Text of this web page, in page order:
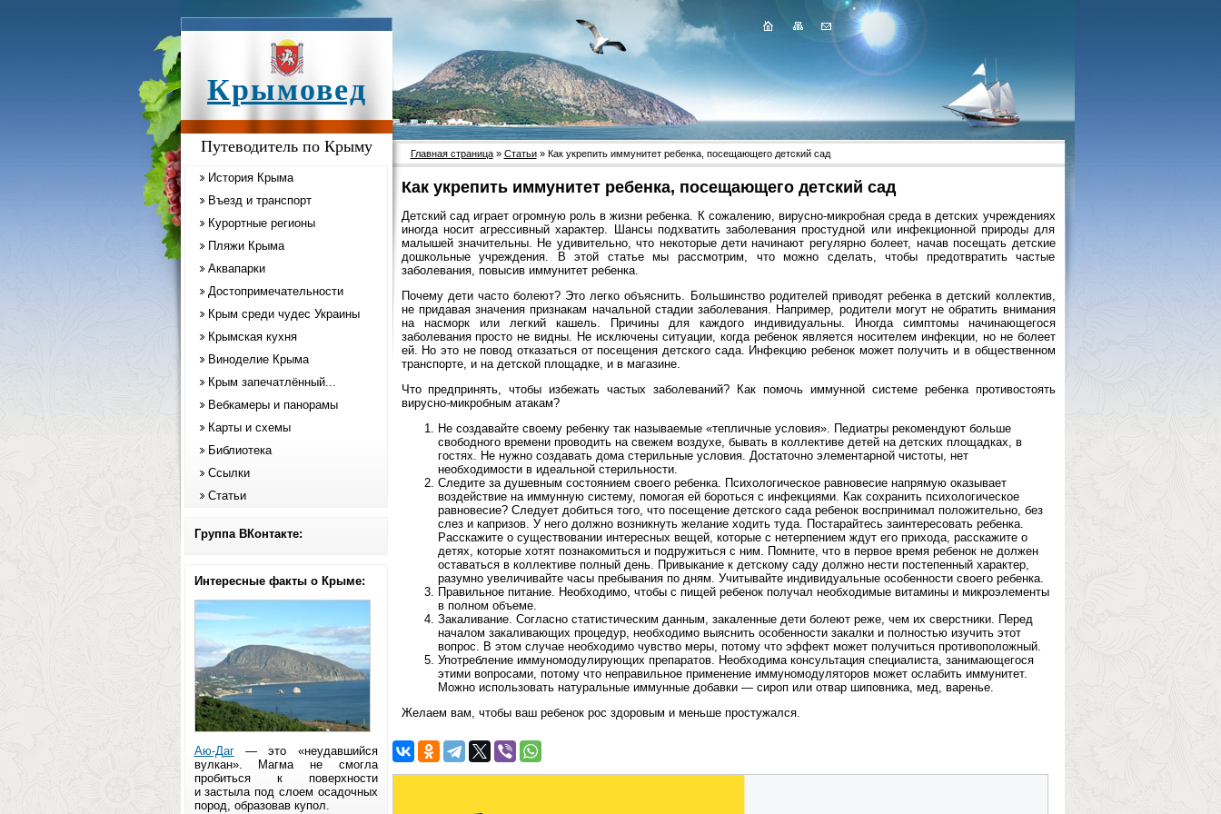
Крымовед
Путеводитель по Крыму
История Крыма
Въезд и транспорт
Курортные регионы
Пляжи Крыма
Аквапарки
Достопримечательности
Крым среди чудес Украины
Крымская кухня
Виноделие Крыма
Крым запечатлённый...
Вебкамеры и панорамы
Карты и схемы
Библиотека
Ссылки
Статьи
Группа ВКонтакте:
Интересные факты о Крыме:
Аю-Даг— это «неудавшийся
вулкан». Магма не смогла
пробиться к поверхности
и застыла под слоем осадочных
пород, образовав купол.
Главная страница» Статьи» Как укрепить иммунитет ребенка, посещающего детский сад
Как укрепить иммунитет ребенка, посещающего детский сад
Детский сад играет огромную роль в жизни ребенка. К сожалению, вирусно-микробная среда в детских учреждениях
иногда носит агрессивный характер. Шансы подхватить заболевания простудной или инфекционной природы для
малышей значительны. Не удивительно, что некоторые дети начинают регулярно болеет, начав посещать детские
дошкольные учреждения. В этой статье мы рассмотрим, что можно сделать, чтобы предотвратить частые
заболевания, повысив иммунитет ребенка.
Почему дети часто болеют? Это легко объяснить. Большинство родителей приводят ребенка в детский коллектив,
не придавая значения признакам начальной стадии заболевания. Например, родители могут не обратить внимания
на насморк или легкий кашель. Причины для каждого индивидуальны. Иногда симптомы начинающегося
заболевания просто не видны. Не исключены ситуации, когда ребенок является носителем инфекции, но не болеет
ей. Но это не повод отказаться от посещения детского сада. Инфекцию ребенок может получить и в общественном
транспорте, и на детской площадке, и в магазине.
Что предпринять, чтобы избежать частых заболеваний? Как помочь иммунной системе ребенка противостоять
вирусно-микробным атакам?
Не создавайте своему ребенку так называемые «тепличные условия». Педиатры рекомендуют больше
свободного времени проводить на свежем воздухе, бывать в коллективе детей на детских площадках, в
гостях. Не нужно создавать дома стерильные условия. Достаточно элементарной чистоты, нет
необходимости в идеальной стерильности.
Следите за душевным состоянием своего ребенка. Психологическое равновесие напрямую оказывает
воздействие на иммунную систему, помогая ей бороться с инфекциями. Как сохранить психологическое
равновесие? Следует добиться того, что посещение детского сада ребенок воспринимал положительно, без
слез и капризов. У него должно возникнуть желание ходить туда. Постарайтесь заинтересовать ребенка.
Расскажите о существовании интересных вещей, которые с нетерпением ждут его прихода, расскажите о
детях, которые хотят познакомиться и подружиться с ним. Помните, что в первое время ребенок не должен
оставаться в коллективе полный день. Привыкание к детскому саду должно нести постепенный характер,
разумно увеличивайте часы пребывания по дням. Учитывайте индивидуальные особенности своего ребенка.
Правильное питание. Необходимо, чтобы с пищей ребенок получал необходимые витамины и микроэлементы
в полном объеме.
Закаливание. Согласно статистическим данным, закаленные дети болеют реже, чем их сверстники. Перед
началом закаливающих процедур, необходимо выяснить особенности закалки и полностью изучить этот
вопрос. В этом случае необходимо чувство меры, потому что эффект может получиться противоположный.
Употребление иммуномодулирующих препаратов. Необходима консультация специалиста, занимающегося
этими вопросами, потому что неправильное применение иммуномодуляторов может ослабить иммунитет.
Можно использовать натуральные иммунные добавки — сироп или отвар шиповника, мед, варенье.
Желаем вам, чтобы ваш ребенок рос здоровым и меньше простужался.